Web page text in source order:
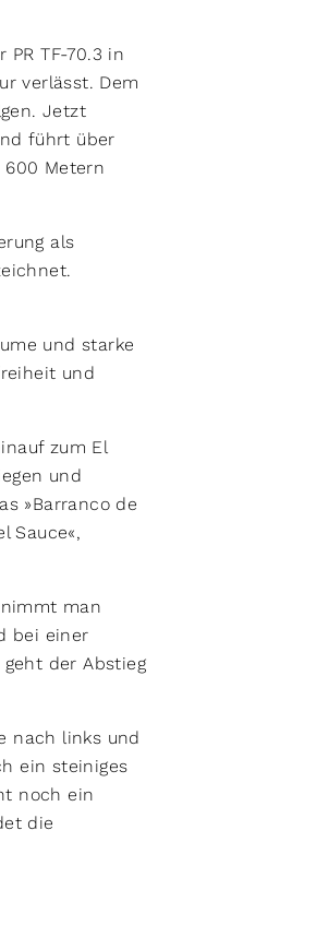
TF-70.3 in
verlässt. Dem
Jetzt
führt über
600 Metern
als
und starke
und
zum El
und
»Barranco de
Sauce«,
man
bei einer
geht der Abstieg
nach links und
ein steiniges
noch ein
die